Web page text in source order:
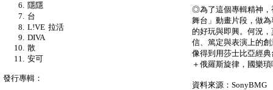
◎為了這個專輯精神，
舞台」動畫片段，做
的好玩與即興。何況
信、篤定與表演上的
像得到用莎士比亞經
＋俄羅斯旋律，國樂
資料來源：SonyBMG
隱隱
台
L!VE 拉活
DIVA
散
安可
發行專輯：